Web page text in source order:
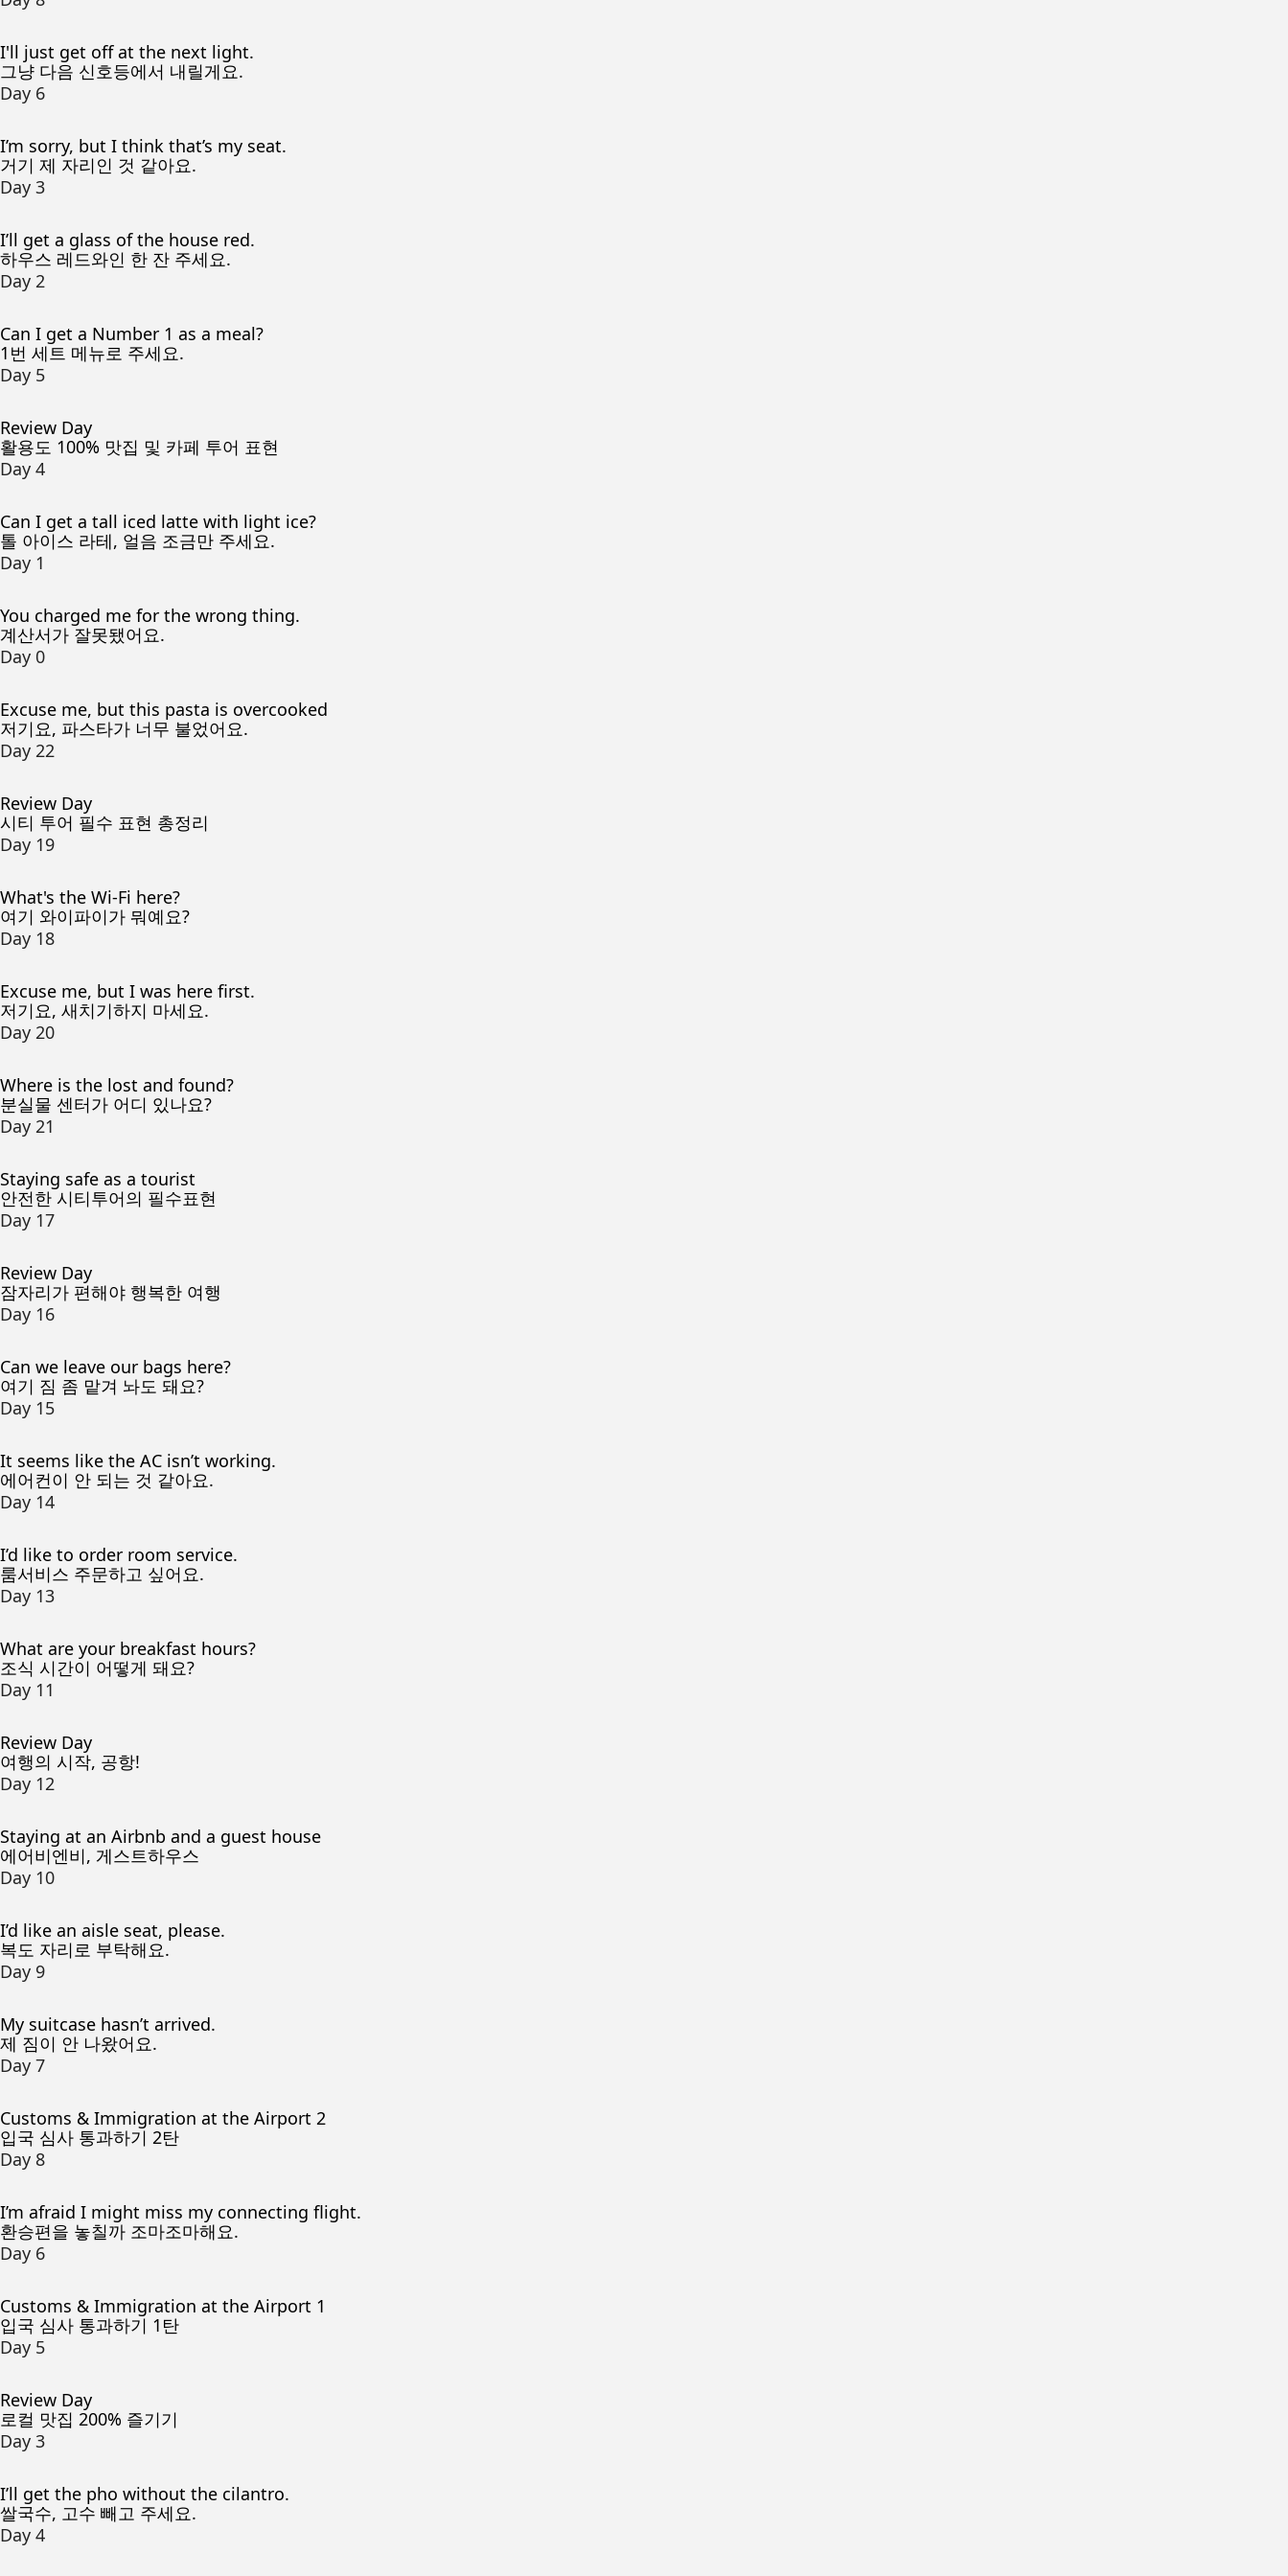
I'll just get off at the next light.
그냥 다음 신호등에서 내릴게요.
Day 6
I’m sorry, but I think that’s my seat.
거기 제 자리인 것 같아요.
Day 3
I’ll get a glass of the house red.
하우스 레드와인 한 잔 주세요.
Day 2
Can I get a Number 1 as a meal?
1번 세트 메뉴로 주세요.
Day 5
Review Day
활용도 100% 맛집 및 카페 투어 표현
Day 4
Can I get a tall iced latte with light ice?
톨 아이스 라테, 얼음 조금만 주세요.
Day 1
You charged me for the wrong thing.
계산서가 잘못됐어요.
Day 0
Excuse me, but this pasta is overcooked
저기요, 파스타가 너무 불었어요.
Day 22
Review Day
시티 투어 필수 표현 총정리
Day 19
What's the Wi-Fi here?
여기 와이파이가 뭐예요?
Day 18
Excuse me, but I was here first.
저기요, 새치기하지 마세요.
Day 20
Where is the lost and found?
분실물 센터가 어디 있나요?
Day 21
Staying safe as a tourist
안전한 시티투어의 필수표현
Day 17
Review Day
잠자리가 편해야 행복한 여행
Day 16
Can we leave our bags here?
여기 짐 좀 맡겨 놔도 돼요?
Day 15
It seems like the AC isn’t working.
에어컨이 안 되는 것 같아요.
Day 14
I’d like to order room service.
룸서비스 주문하고 싶어요.
Day 13
What are your breakfast hours?
조식 시간이 어떻게 돼요?
Day 11
Review Day
여행의 시작, 공항!
Day 12
Staying at an Airbnb and a guest house
에어비엔비, 게스트하우스
Day 10
I’d like an aisle seat, please.
복도 자리로 부탁해요.
Day 9
My suitcase hasn’t arrived.
제 짐이 안 나왔어요.
Day 7
Customs & Immigration at the Airport 2
입국 심사 통과하기 2탄
Day 8
I’m afraid I might miss my connecting flight.
환승편을 놓칠까 조마조마해요.
Day 6
Customs & Immigration at the Airport 1
입국 심사 통과하기 1탄
Day 5
Review Day
로컬 맛집 200% 즐기기
Day 3
I’ll get the pho without the cilantro.
쌀국수, 고수 빼고 주세요.
Day 4